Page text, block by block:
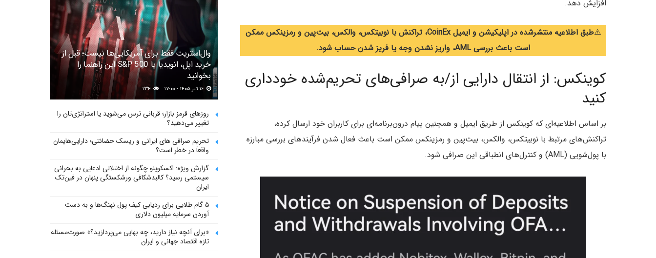
افزایش دهد.
⚠️
طبق اطلاعیه منتشرشده در اپلیکیشن و ایمیل CoinEx، تراکنش با نوبیتکس، والکس، بیت‌پین و رمزینکس ممکن
است باعث بررسی AML، واریز نشدن وجه یا فریز شدن حساب شود.
کوینکس: از انتقال دارایی از/به صرافی‌های تحریم‌شده خودداری
کنید
بر اساس اطلاعیه‌ای که کوینکس از طریق ایمیل و همچنین پیام درون‌برنامه‌ای برای کاربران خود ارسال کرده،
تراکنش‌های مرتبط با نوبیتکس، والکس، بیت‌پین و رمزینکس ممکن است باعث فعال شدن فرآیندهای بررسی مبارزه
با پول‌شویی (AML) و کنترل‌های انطباقی این صرافی شود.
وال‌استریت فقط برای آمریکایی‌ها نیست؛ قبل از
خرید اپل، انویدیا یا S&P 500 این راهنما را
بخوانید
روزهای قرمز بازار؛ قربانی ترس می‌شوید یا استراتژی‌تان را
تغییر می‌دهید؟
تحریم صرافی های ایرانی و ریسک حضانتی؛ دارایی‌هایمان
واقعاً در خطر است؟
گزارش ویژه: اکسکوینو چگونه از اختلالی ادعایی به بحرانی
سیستمی رسید؟ کالبدشکافی ورشکستگی پنهان در فین‌تک
ایران
۵ گام طلایی برای ردیابی کیف پول‌ نهنگ‌ها و به دست
آوردن سرمایه میلیون دلاری
«برای آنچه نیاز دارید، چه بهایی می‌پردازید؟» صورت‌مسئله
تازه اقتصاد جهانی و ایران